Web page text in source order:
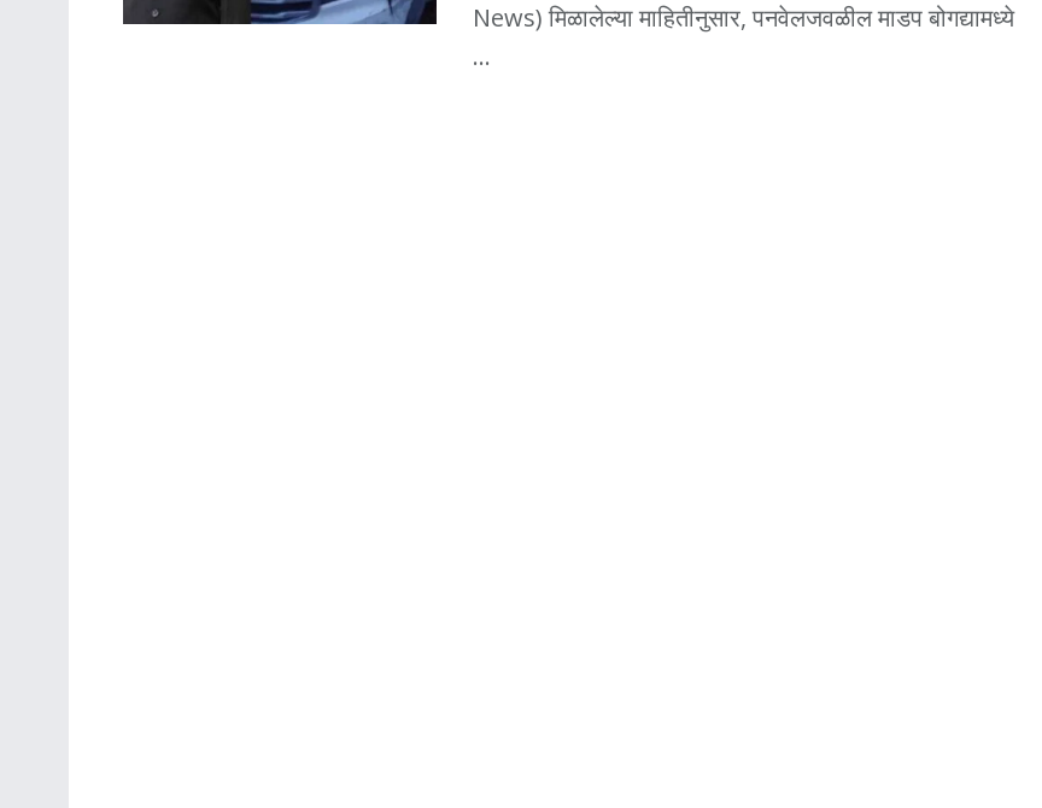
News) मिळालेल्या माहितीनुसार, पनवेलजवळील माडप बोगद्यामध्ये
...